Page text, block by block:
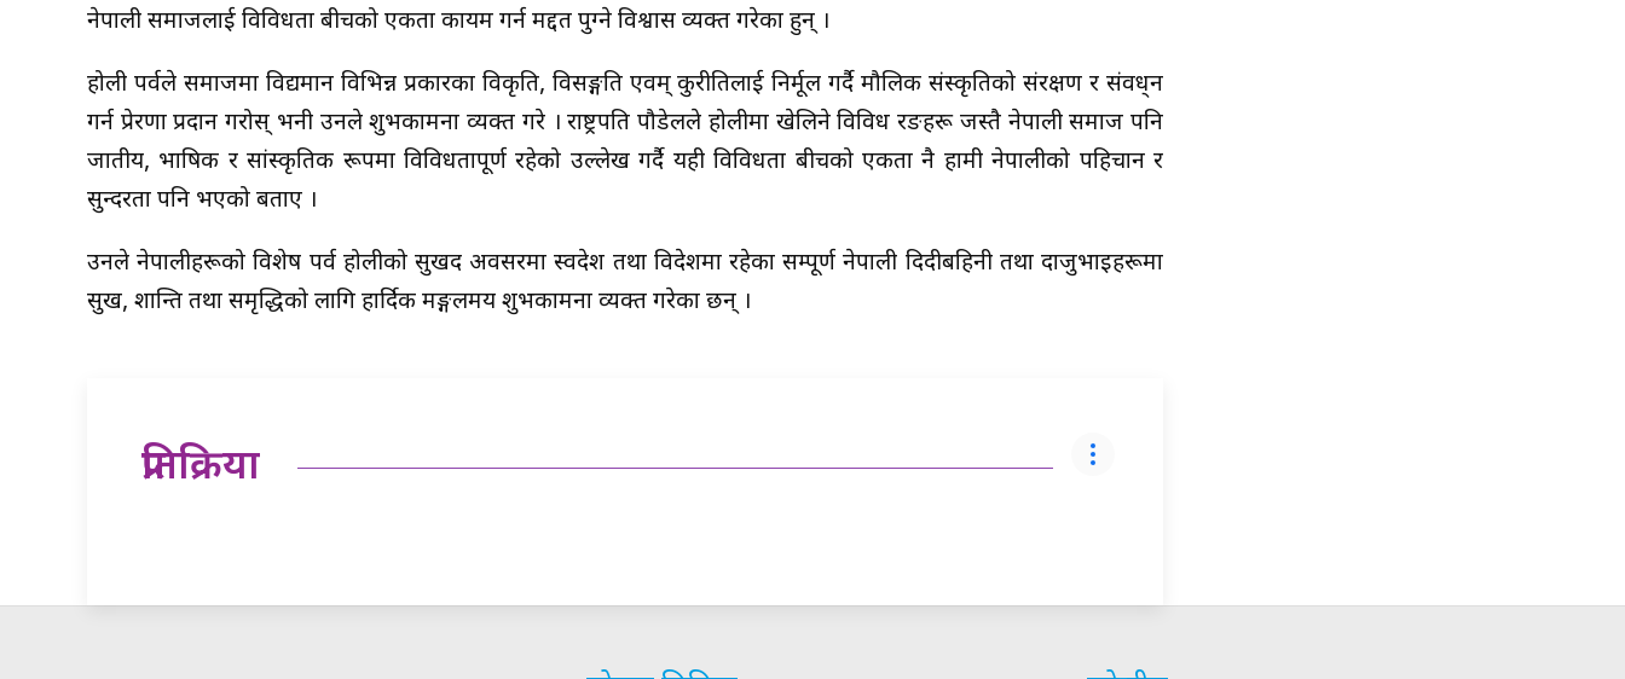
नेपाली समाजलाई विविधता बीचको एकता कायम गर्न मद्दत पुग्ने विश्वास व्यक्त गरेका हुन् ।
होली पर्वले समाजमा विद्यमान विभिन्न प्रकारका विकृति, विसङ्गति एवम् कुरीतिलाई निर्मूल गर्दै मौलिक संस्कृतिको संरक्षण र संवद्र्धन
गर्न प्रेरणा प्रदान गरोस् भनी उनले शुभकामना व्यक्त गरे । राष्ट्रपति पौडेलले होलीमा खेलिने विविध रङहरू जस्तै नेपाली समाज पनि
जातीय, भाषिक र सांस्कृतिक रूपमा विविधतापूर्ण रहेको उल्लेख गर्दै यही विविधता बीचको एकता नै हामी नेपालीको पहिचान र
सुन्दरता पनि भएको बताए ।
उनले नेपालीहरूको विशेष पर्व होलीको सुखद अवसरमा स्वदेश तथा विदेशमा रहेका सम्पूर्ण नेपाली दिदीबहिनी तथा दाजुभाइहरूमा
सुख, शान्ति तथा समृद्धिको लागि हार्दिक मङ्गलमय शुभकामना व्यक्त गरेका छन् ।
प्रतिक्रिया